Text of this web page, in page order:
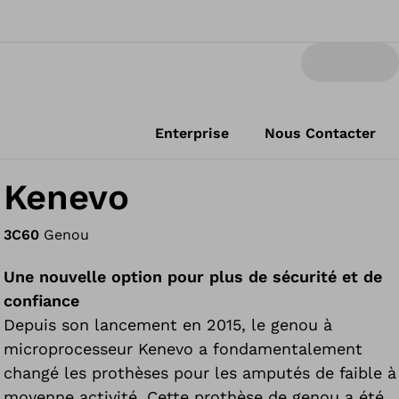
Enterprise Nous Contacter
Kenevo
3C60 Genou
Une nouvelle option pour plus de sécurité et de
confiance
Depuis son lancement en 2015, le genou à
microprocesseur Kenevo a fondamentalement
changé les prothèses pour les amputés de faible à